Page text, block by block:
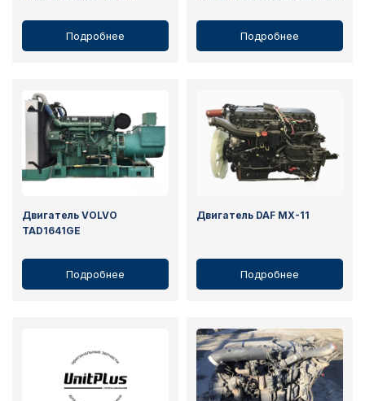
Подробнее Подробнее
Двигатель VOLVO
TAD1641GE
Подробнее
Двигатель DAF MX-11
Подробнее